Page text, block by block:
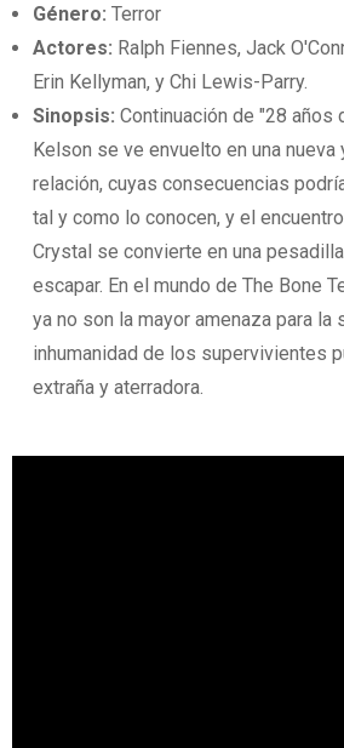
Género: Terror
Actores: Ralph Fiennes, Jack
Erin Kellyman, y Chi Lewis-Parry.
Sinopsis: Continuación de "28 años
Kelson se ve envuelto en una nueva
relación, cuyas consecuencias
tal y como lo conocen, y el
Crystal se convierte en una
escapar. En el mundo de The Bone
ya no son la mayor amenaza para la
inhumanidad de los supervivientes
extraña y aterradora.